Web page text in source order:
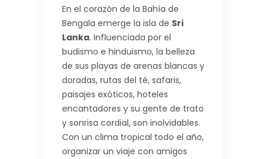
En el corazón de la Bahía de
Bengala emerge la isla de Sri
Lanka. Influenciada por el
budismo e hinduismo, la belleza
de sus playas de arenas blancas y
doradas, rutas del té, safaris,
paisajes exóticos, hoteles
encantadores y su gente de trato
y sonrisa cordial, son inolvidables.
Con un clima tropical todo el año,
organizar un viaje con amigos